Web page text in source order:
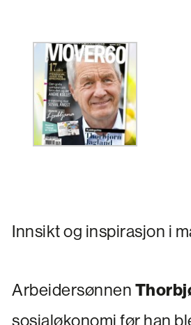
Innsikt og inspirasjon i
Arbeidersønnen
sosialøkonomi før han